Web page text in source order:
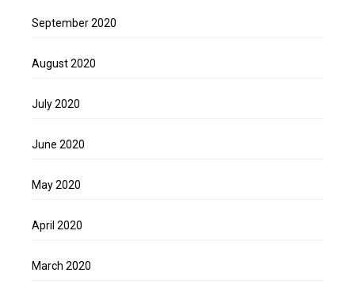
September 2020
August 2020
July 2020
June 2020
May 2020
April 2020
March 2020